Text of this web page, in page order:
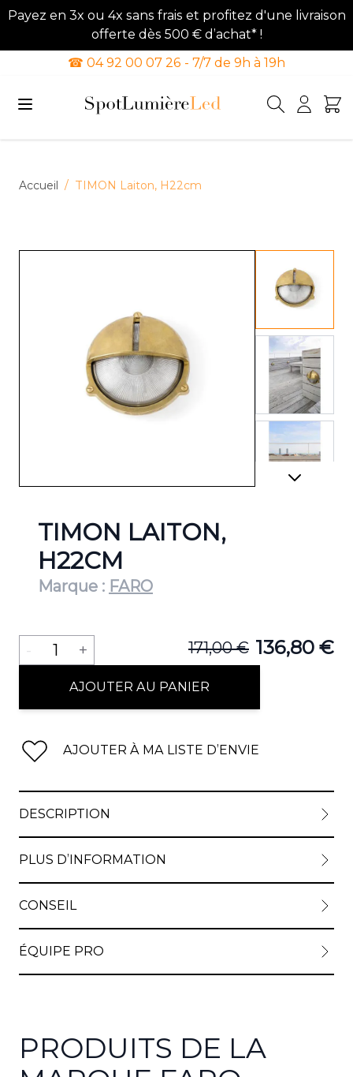
Payez en 3x ou 4x sans frais et profitez d'une livraison
offerte dès 500 € d’achat* !
☎ 04 92 00 07 26 - 7/7 de 9h à 19h
Accueil / TIMON Laiton, H22cm
View
View
TIMON LAITON,
H22CM
Marque : FARO
171,00 € 136,80 €
Quantité
- 1 +
AJOUTER AU PANIER
AJOUTER À MA LISTE D’ENVIE
DESCRIPTION
PLUS D’INFORMATION
CONSEIL
ÉQUIPE PRO
PRODUITS DE LA